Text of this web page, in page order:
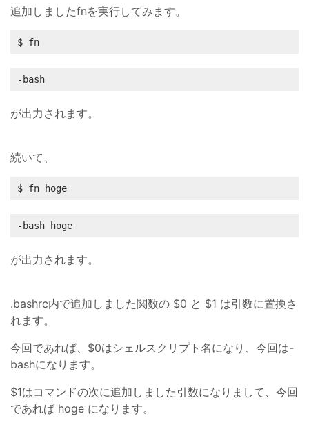
追加しましたfnを実行してみます。
$ fn
-bash
が出力されます。
続いて、
$ fn hoge
-bash hoge
が出力されます。
.bashrc内で追加しました関数の $0 と $1 は引数に置換さ
れます。
今回であれば、$0はシェルスクリプト名になり、今回は-
bashになります。
$1はコマンドの次に追加しました引数になりまして、今回
であれば hoge になります。